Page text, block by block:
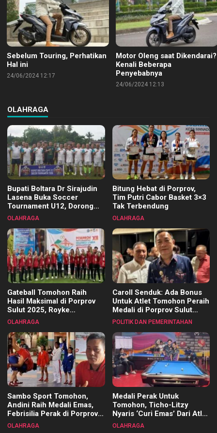
Sebelum Touring, Perhatikan
Hal ini
24/06/2024 12:17
Motor Oleng saat Dikendarai?
Kenali Beberapa
Penyebabnya
24/06/2024 12:13
OLAHRAGA
Bupati Boltara Dr Sirajudin
Lasena Buka Soccer
Tournament U12, Dorong
Pembinaan Merata di Setiap
OLAHRAGA
Bitung Hebat di Porprov,
Tim Putri Cabor Basket 3×3
Tak Terbendung
OLAHRAGA
Gateball Tomohon Raih
Hasil Maksimal di Porprov
Sulut 2025, Royke
Tangkawarouw Ucapkan
OLAHRAGA
Caroll Senduk: Ada Bonus
Untuk Atlet Tomohon Peraih
Medali di Porprov Sulut
2025
POLITIK DAN PEMERINTAHAN
Sambo Sport Tomohon,
Andini Raih Medali Emas,
Febrisilia Perak di Porprov
Sulut 2025
OLAHRAGA
Medali Perak Untuk
Tomohon, Ticho-Litzy
Nyaris ‘Curi Emas’ Dari Atlet
Biliar PON di Porprov Sulut
OLAHRAGA